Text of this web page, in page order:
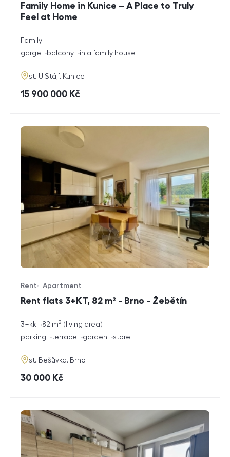
Family Home in Kunice – A Place to Truly
Feel at Home
rozměry
disposition
Family
funkce
garge balcony in a family house
adresa
st. U Stájí, Kunice
cena
15 900 000 Kč
Rent flats 3+KT, 82 m² - Brno - Žebětín
Offer type
Rent
Property type
Apartment
rozměry
disposition
3+kk living area
82 m2
funkce
parking terrace garden store
adresa
st. Bešůvka, Brno
cena
30 000 Kč